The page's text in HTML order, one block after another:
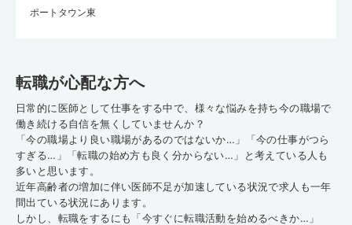
ポートタウン東
転職が心配な方へ
日常的に医師として仕事をする中で、様々な悩みを持ち今の職場で
働き続ける自信を無くしていませんか？
「今の職場より良い職場があるのではないか…」「今の仕事がつら
すぎる…」「転職の始め方も良く分からない…」と考えている人も
多いと思います。
近年高齢者の増加に伴い医師不足が加速している状況で求人も一年
間出ている状況にあります。
しかし、転職をするにも「今すぐに転職活動を始めるべきか…」